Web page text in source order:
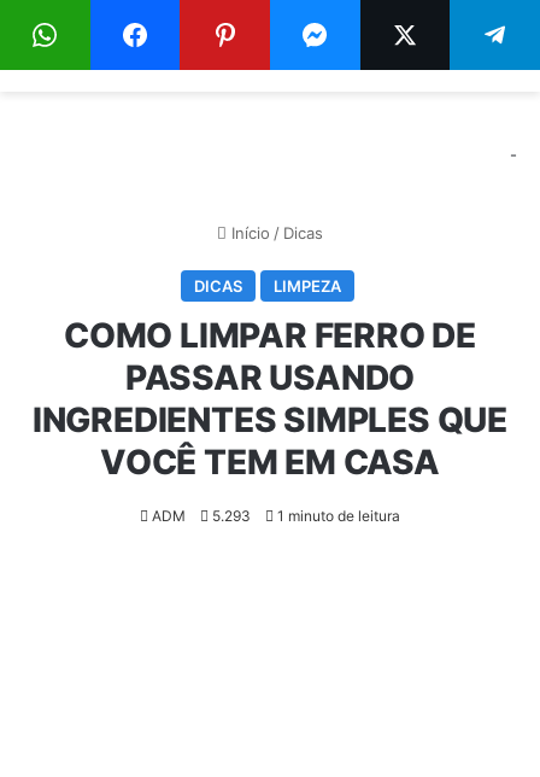
Menu
-
Início / Dicas
DICAS LIMPEZA
COMO LIMPAR FERRO DE
PASSAR USANDO
INGREDIENTES SIMPLES QUE
VOCÊ TEM EM CASA
ADM 5.293 1 minuto de leitura